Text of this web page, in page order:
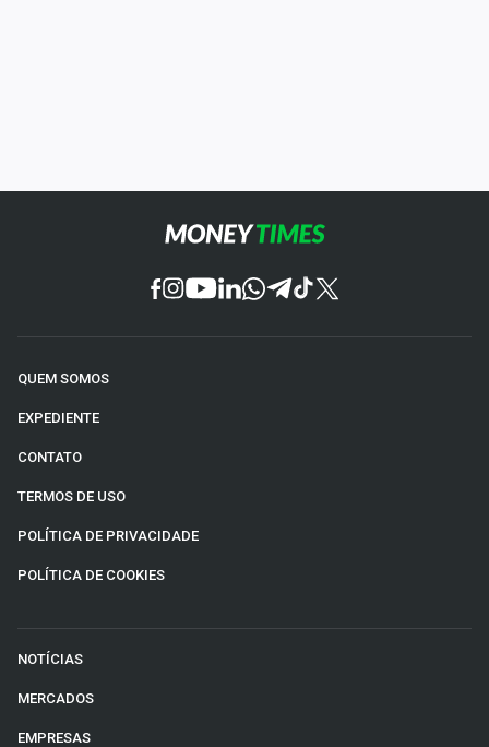
QUEM SOMOS
EXPEDIENTE
CONTATO
TERMOS DE USO
POLÍTICA DE PRIVACIDADE
POLÍTICA DE COOKIES
NOTÍCIAS
MERCADOS
EMPRESAS